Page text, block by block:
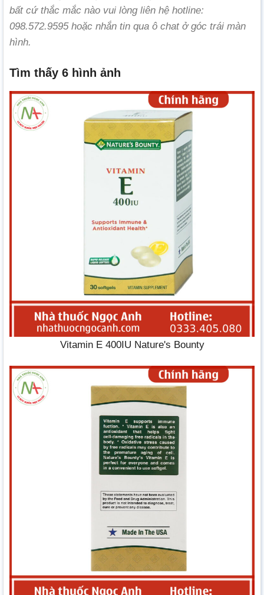
bất cứ thắc mắc nào vui lòng liên hệ hotline:
098.572.9595 hoặc nhắn tin qua ô chat ở góc trái màn
hình.
Tìm thấy 6 hình ảnh
Vitamin E 400IU Nature's Bounty